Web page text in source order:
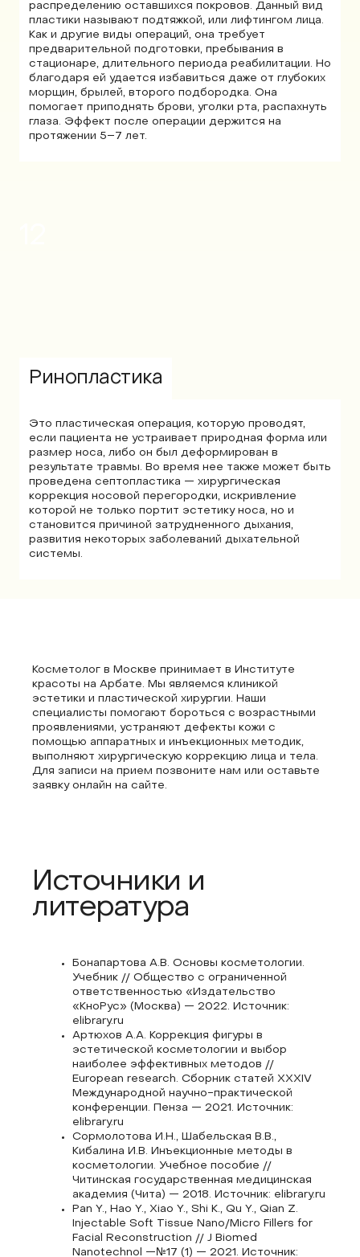
распределению оставшихся покровов. Данный вид
пластики называют подтяжкой, или лифтингом лица.
Как и другие виды операций, она требует
предварительной подготовки, пребывания в
стационаре, длительного периода реабилитации. Но
благодаря ей удается избавиться даже от глубоких
морщин, брылей, второго подбородка. Она
помогает приподнять брови, уголки рта, распахнуть
глаза. Эффект после операции держится на
протяжении 5–7 лет.
Ринопластика
Это пластическая операция, которую проводят,
если пациента не устраивает природная форма или
размер носа, либо он был деформирован в
результате травмы. Во время нее также может быть
проведена септопластика — хирургическая
коррекция носовой перегородки, искривление
которой не только портит эстетику носа, но и
становится причиной затрудненного дыхания,
развития некоторых заболеваний дыхательной
системы.
Косметолог в Москве принимает в Институте
красоты на Арбате. Мы являемся клиникой
эстетики и пластической хирургии. Наши
специалисты помогают бороться с возрастными
проявлениями, устраняют дефекты кожи с
помощью аппаратных и инъекционных методик,
выполняют хирургическую коррекцию лица и тела.
Для записи на прием позвоните нам или оставьте
заявку онлайн на сайте.
Источники и
литература
Бонапартова А.В. Основы косметологии.
Учебник // Общество с ограниченной
ответственностью «Издательство
«КноРус» (Москва) — 2022. Источник:
elibrary.ru
Артюхов А.А. Коррекция фигуры в
эстетической косметологии и выбор
наиболее эффективных методов //
European research. Сборник статей XXXIV
Международной научно-практической
конференции. Пенза — 2021. Источник:
elibrary.ru
Сормолотова И.Н., Шабельская В.В.,
Кибалина И.В. Инъекционные методы в
косметологии. Учебное пособие //
Читинская государственная медицинская
академия (Чита) — 2018. Источник: elibrary.ru
Pan Y., Hao Y., Xiao Y., Shi K., Qu Y., Qian Z.
Injectable Soft Tissue Nano/Micro Fillers for
Facial Reconstruction // J Biomed
Nanotechnol —№17 (1) — 2021. Источник: